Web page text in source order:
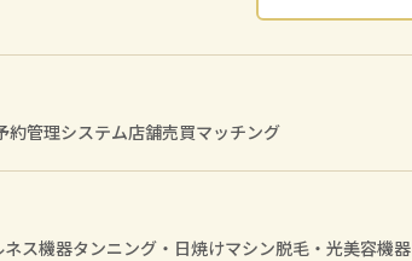
約管理システム店舗売買マッチング
ネス機器タンニング・日焼けマシン脱毛・光美容機器